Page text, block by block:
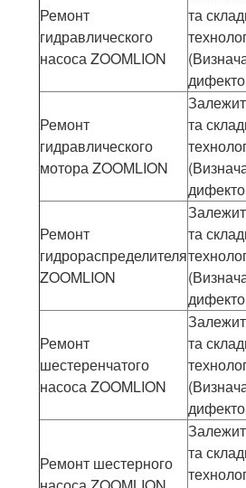
Ремонт
гидравлического
насоса ZOOMLION
та
Ремонт
гидравлического
мотора ZOOMLION
та
Ремонт
гидрораспределителя
ZOOMLION
та
Ремонт
шестеренчатого
насоса ZOOMLION
та
Ремонт шестерного
та